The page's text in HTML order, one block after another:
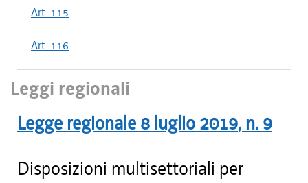
Art. 115
Art. 116
Leggi regionali
Legge regionale 8 luglio 2019, n. 9
Disposizioni multisettoriali per